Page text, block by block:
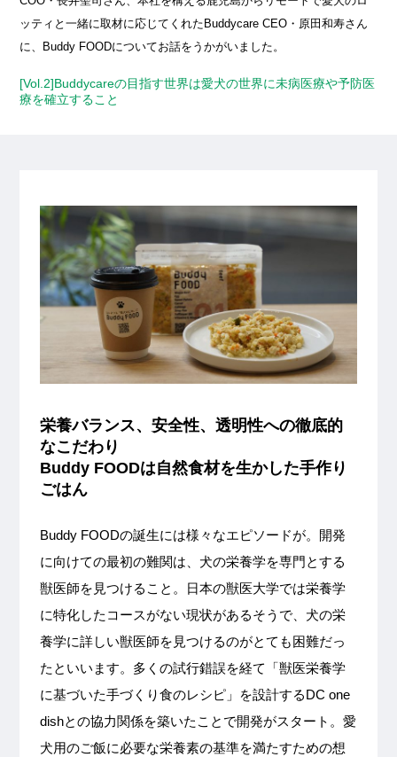
ッティと一緒に取材に応じてくれたBuddycare CEO・原田和寿さん
に、Buddy FOODについてお話をうかがいました。
[Vol.2]Buddycareの目指す世界は愛犬の世界に未病医療や予防医
療を確立すること
栄養バランス、安全性、透明性への徹底的
なこだわり
Buddy FOODは自然食材を生かした手作り
ごはん
Buddy FOODの誕生には様々なエピソードが。開発
に向けての最初の難関は、犬の栄養学を専門とする
獣医師を見つけること。日本の獣医大学では栄養学
に特化したコースがない現状があるそうで、犬の栄
養学に詳しい獣医師を見つけるのがとても困難だっ
たといいます。多くの試行錯誤を経て「獣医栄養学
に基づいた手づくり食のレシピ」を設計するDC one
dishとの協力関係を築いたことで開発がスタート。愛
犬用のご飯に必要な栄養素の基準を満たすための想